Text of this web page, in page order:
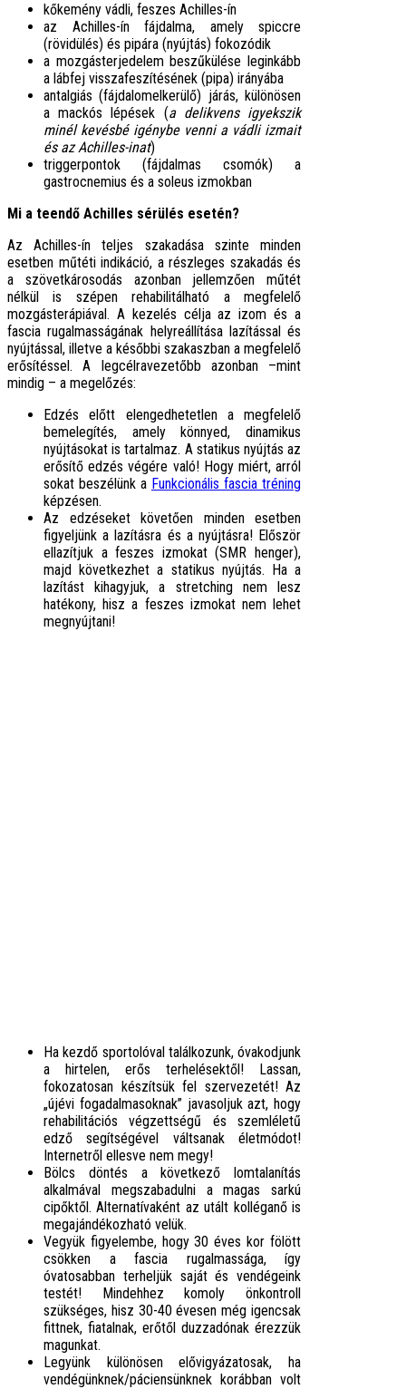
kőkemény vádli, feszes Achilles-ín
az Achilles-ín fájdalma, amely spiccre
(rövidülés) és pipára (nyújtás) fokozódik
a mozgásterjedelem beszűkülése leginkább
a lábfej visszafeszítésének (pipa) irányába
antalgiás (fájdalomelkerülő) járás, különösen
a mackós lépések (a delikvens igyekszik
minél kevésbé igénybe venni a vádli izmait
és az Achilles-inat)
triggerpontok (fájdalmas csomók) a
gastrocnemius és a soleus izmokban
Mi a teendő Achilles sérülés esetén?
Az Achilles-ín teljes szakadása szinte minden
esetben műtéti indikáció, a részleges szakadás és
a szövetkárosodás azonban jellemzően műtét
nélkül is szépen rehabilitálható a megfelelő
mozgásterápiával. A kezelés célja az izom és a
fascia rugalmasságának helyreállítása lazítással és
nyújtással, illetve a későbbi szakaszban a megfelelő
erősítéssel. A legcélravezetőbb azonban –mint
mindig – a megelőzés:
Edzés előtt elengedhetetlen a megfelelő
bemelegítés, amely könnyed, dinamikus
nyújtásokat is tartalmaz. A statikus nyújtás az
erősítő edzés végére való! Hogy miért, arról
sokat beszélünk a Funkcionális fascia tréning
képzésen.
Az edzéseket követően minden esetben
figyeljünk a lazításra és a nyújtásra! Először
ellazítjuk a feszes izmokat (SMR henger),
majd következhet a statikus nyújtás. Ha a
lazítást kihagyjuk, a stretching nem lesz
hatékony, hisz a feszes izmokat nem lehet
megnyújtani!
Ha kezdő sportolóval találkozunk, óvakodjunk
a hirtelen, erős terhelésektől! Lassan,
fokozatosan készítsük fel szervezetét! Az
„újévi fogadalmasoknak” javasoljuk azt, hogy
rehabilitációs végzettségű és szemléletű
edző segítségével váltsanak életmódot!
Internetről ellesve nem megy!
Bölcs döntés a következő lomtalanítás
alkalmával megszabadulni a magas sarkú
cipőktől. Alternatívaként az utált kolléganő is
megajándékozható velük.
Vegyük figyelembe, hogy 30 éves kor fölött
csökken a fascia rugalmassága, így
óvatosabban terheljük saját és vendégeink
testét! Mindehhez komoly önkontroll
szükséges, hisz 30-40 évesen még igencsak
fittnek, fiatalnak, erőtől duzzadónak érezzük
magunkat.
Legyünk különösen elővigyázatosak, ha
vendégünknek/páciensünknek korábban volt